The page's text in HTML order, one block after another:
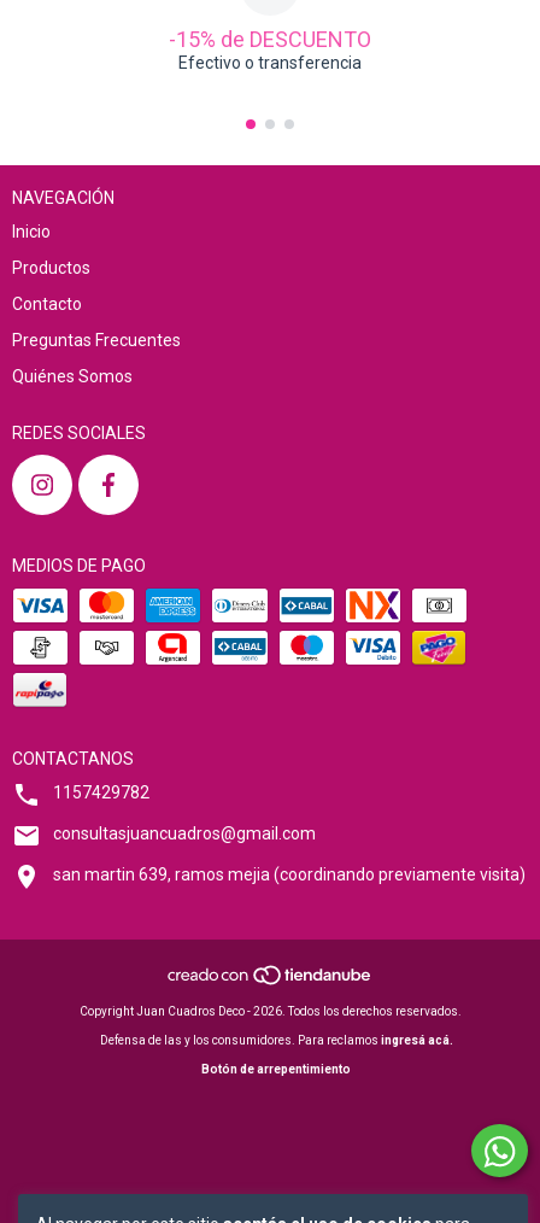
-15% de DESCUENTO
Efectivo o transferencia
NAVEGACIÓN
Inicio
Productos
Contacto
Preguntas Frecuentes
Quiénes Somos
REDES SOCIALES
MEDIOS DE PAGO
CONTACTANOS
1157429782
consultasjuancuadros@gmail.com
san martin 639, ramos mejia (coordinando previamente visita)
Copyright Juan Cuadros Deco - 2026. Todos los derechos reservados.
Defensa de las y los consumidores. Para reclamos ingresá acá.
Botón de arrepentimiento